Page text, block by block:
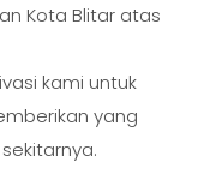
Kota Blitar atas
kami untuk
yang